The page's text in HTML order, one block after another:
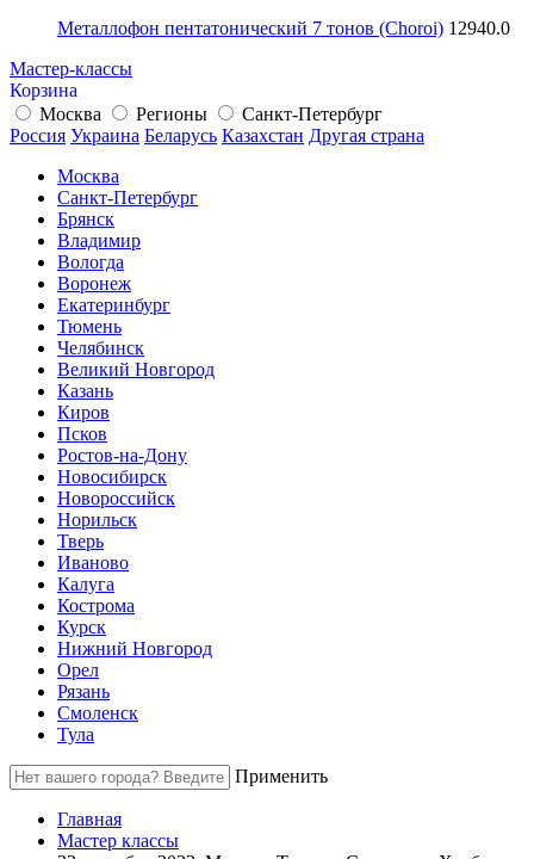
Металлофон пентатонический 7 тонов (Choroi) 12940.0
Мастер-классы
Корзина
Москва
Регионы
Санкт-Петербург
Россия Украина Беларусь Казахстан Другая страна
Москва
Санкт-Петербург
Брянск
Владимир
Вологда
Воронеж
Екатеринбург
Тюмень
Челябинск
Великий Новгород
Казань
Киров
Псков
Ростов-на-Дону
Новосибирск
Новороссийск
Норильск
Тверь
Иваново
Калуга
Кострома
Курск
Нижний Новгород
Орел
Рязань
Смоленск
Тула
Применить
Главная
Мастер классы